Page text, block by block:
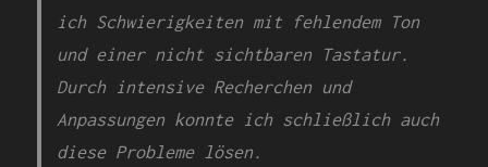
ich Schwierigkeiten mit fehlendem Ton
und einer nicht sichtbaren Tastatur.
Durch intensive Recherchen und
Anpassungen konnte ich schließlich auch
diese Probleme lösen.